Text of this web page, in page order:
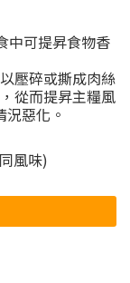
中可提昇食物香
壓碎或撕成肉絲
從而提昇主糧風
惡化。
風味)